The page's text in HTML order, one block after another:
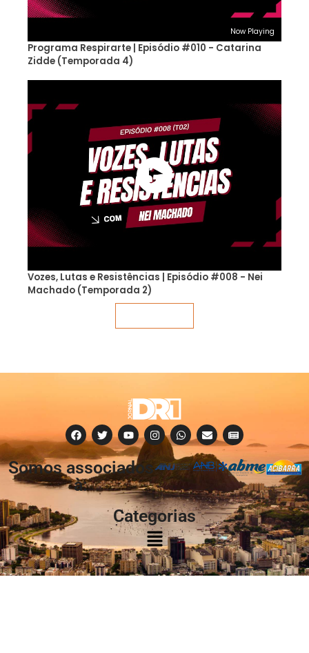
Now Playing
Programa Respirarte | Episódio #010 - Catarina
Zidde (Temporada 4)
Vozes, Lutas e Resistências | Episódio #008 - Nei
Machado (Temporada 2)
Somos associados
à:
Categorias